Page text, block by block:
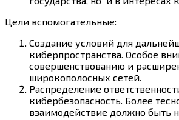
Цели вспомогательные:
Создание условий для
киберпространства. Особое
совершенствованию и
широкополосных сетей.
Распределение
кибербезопасность. Более
взаимодействие должно быть